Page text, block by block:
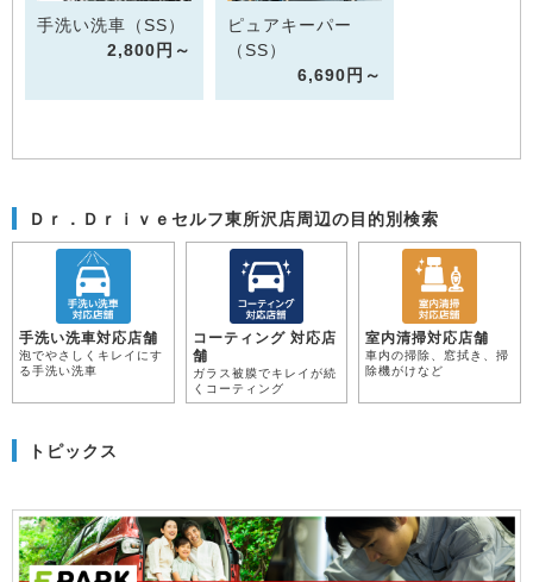
手洗い洗車（SS）
2,800円～
ピュアキーパー
（SS）
6,690円～
Ｄｒ．Ｄｒｉｖｅセルフ東所沢店周辺の目的別検索
手洗い洗車対応店舗
泡でやさしくキレイにす
る手洗い洗車
コーティング 対応店
舗
ガラス被膜でキレイが続
くコーティング
室内清掃対応店舗
車内の掃除、窓拭き、掃
除機がけなど
トピックス